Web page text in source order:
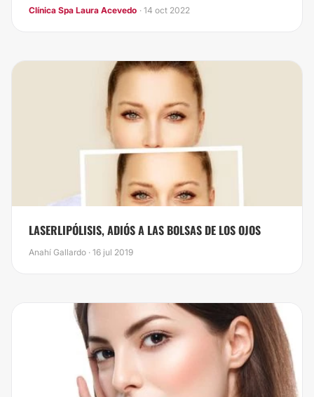
Clínica Spa Laura Acevedo · 14 oct 2022
​LASERLIPÓLISIS, ADIÓS A LAS BOLSAS DE LOS OJOS
Anahí Gallardo · 16 jul 2019